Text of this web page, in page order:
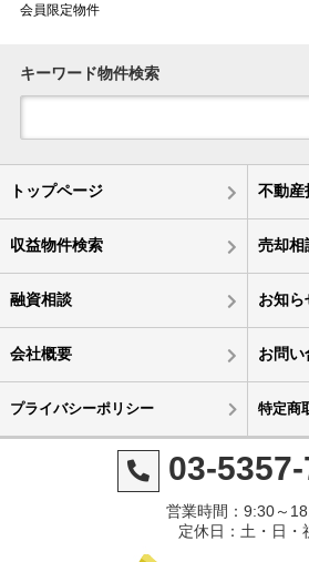
会員限定物件
キーワード物件検索
トップページ 不動産
収益物件検索 売却相
融資相談 お知ら
会社概要 お問い
プライバシーポリシー 特定商
03-
営業時間：9:30～
定休日：土・日・